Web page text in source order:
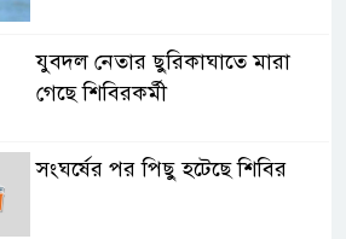
যুবদল নেতার ছুরিকাঘাতে মারা
গেছে শিবিরকর্মী
সংঘর্ষের পর পিছু হটেছে শিবির